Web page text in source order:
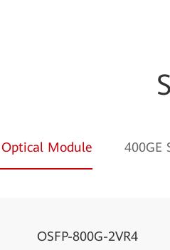
Module 400GE
OSFP-800G-2VR4